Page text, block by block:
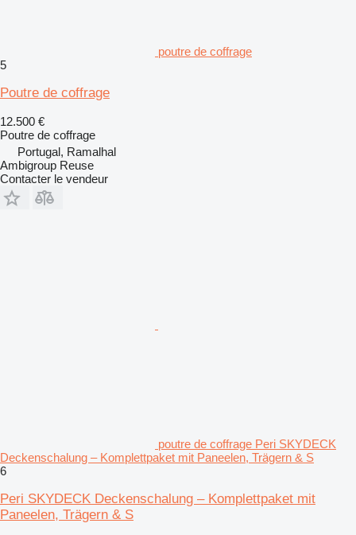
poutre de coffrage
5
Poutre de coffrage
12.500 €
Poutre de coffrage
Portugal, Ramalhal
Ambigroup Reuse
Contacter le vendeur
poutre de coffrage Peri SKYDECK
Deckenschalung – Komplettpaket mit Paneelen, Trägern & S
6
Peri SKYDECK Deckenschalung – Komplettpaket mit
Paneelen, Trägern & S